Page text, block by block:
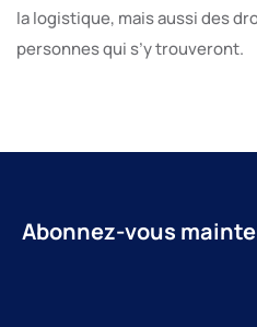
la logistique, mais aussi des
personnes qui s’y trouveront.
Abonnez-vous